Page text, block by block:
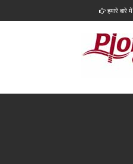
हमारे बारे में